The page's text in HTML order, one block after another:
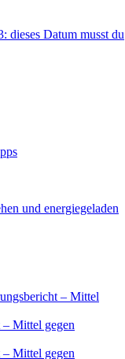
dieses Datum musst du
und energiegeladen
– Mittel
Mittel gegen
Mittel gegen